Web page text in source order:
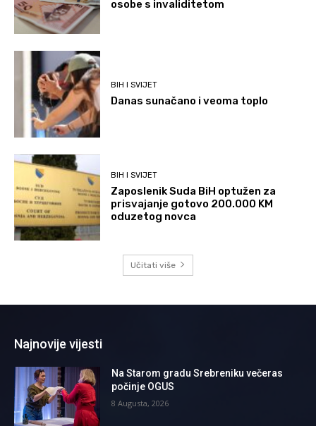
osobe s invaliditetom
BIH I SVIJET
Danas sunačano i veoma toplo
BIH I SVIJET
Zaposlenik Suda BiH optužen za
prisvajanje gotovo 200.000 KM
oduzetog novca
Učitati više
Najnovije vijesti
Na Starom gradu Srebreniku večeras
počinje OGUS
8 Augusta, 2026